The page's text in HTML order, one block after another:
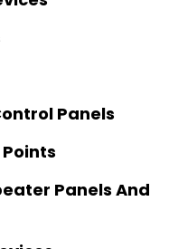
Panels
Panels And